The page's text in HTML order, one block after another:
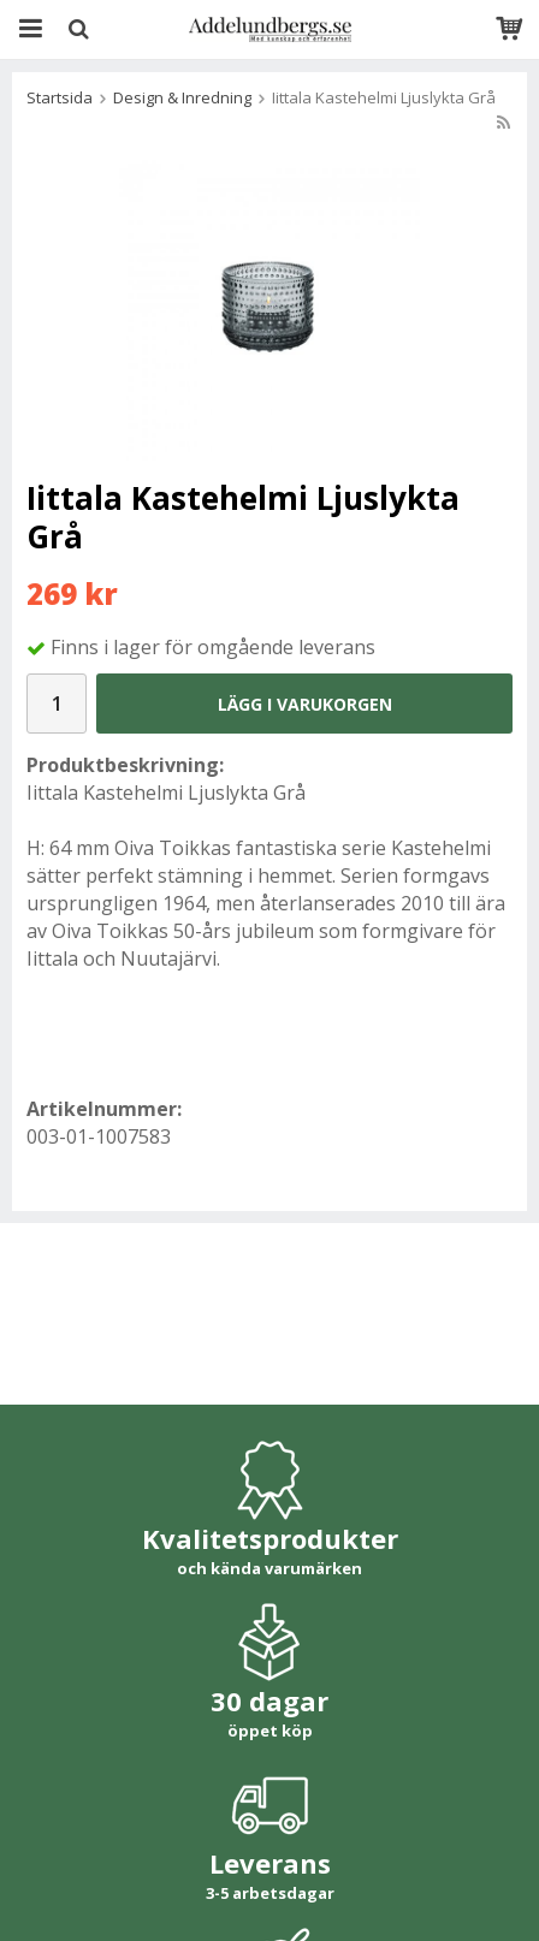
Startsida Design & Inredning Iittala Kastehelmi Ljuslykta Grå
Iittala Kastehelmi Ljuslykta
Grå
269 kr
Finns i lager för omgående leverans
LÄGG I VARUKORGEN
Produktbeskrivning:
Iittala Kastehelmi Ljuslykta Grå
H: 64 mm Oiva Toikkas fantastiska serie Kastehelmi
sätter perfekt stämning i hemmet. Serien formgavs
ursprungligen 1964, men återlanserades 2010 till ära
av Oiva Toikkas 50-års jubileum som formgivare för
Iittala och Nuutajärvi.
Artikelnummer:
003-01-1007583
Kvalitetsprodukter
och kända varumärken
30 dagar
öppet köp
Leverans
3-5 arbetsdagar